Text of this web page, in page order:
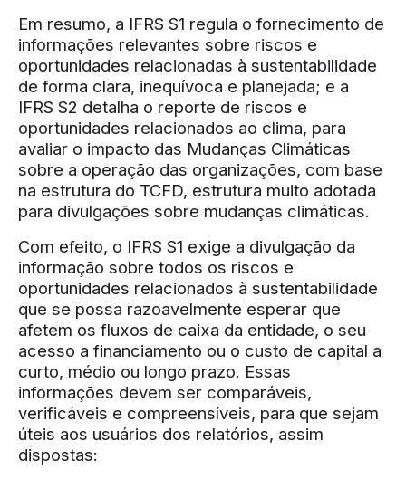
Em resumo, a IFRS S1 regula o fornecimento de
informações relevantes sobre riscos e
oportunidades relacionadas à sustentabilidade
de forma clara, inequívoca e planejada; e a
IFRS S2 detalha o reporte de riscos e
oportunidades relacionados ao clima, para
avaliar o impacto das Mudanças Climáticas
sobre a operação das organizações, com base
na estrutura do TCFD, estrutura muito adotada
para divulgações sobre mudanças climáticas.
Com efeito, o IFRS S1 exige a divulgação da
informação sobre todos os riscos e
oportunidades relacionados à sustentabilidade
que se possa razoavelmente esperar que
afetem os fluxos de caixa da entidade, o seu
acesso a financiamento ou o custo de capital a
curto, médio ou longo prazo. Essas
informações devem ser comparáveis,
verificáveis e compreensíveis, para que sejam
úteis aos usuários dos relatórios, assim
dispostas: